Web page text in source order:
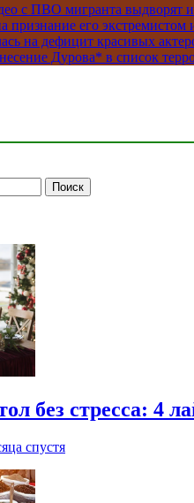
с ПВО мигранта выдворят
признание его экстремистом
на дефицит красивых
Дурова* в список
без стресса: 4
спустя